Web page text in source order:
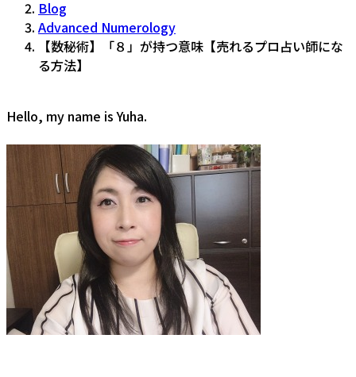
Blog
Advanced Numerology
【数秘術】「８」が持つ意味【売れるプロ占い師にな
る方法】
Hello, my name is Yuha.